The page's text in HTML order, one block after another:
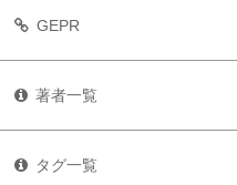
GEPR
著者一覧
タグ一覧